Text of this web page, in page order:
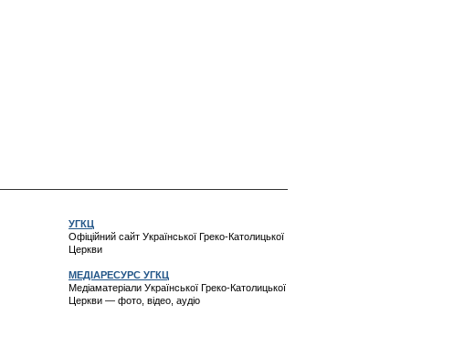
УГКЦ
Офіційний сайт Української Греко-Католицької
Церкви
МЕДІАРЕСУРС УГКЦ
Медіаматеріали Української Греко-Католицької
Церкви — фото, відео, аудіо